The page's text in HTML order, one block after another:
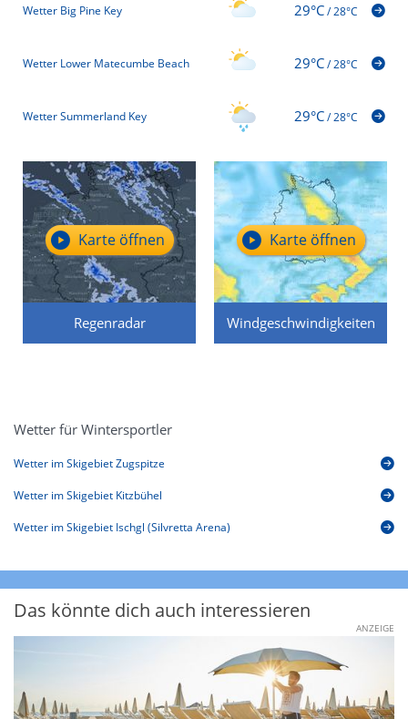
Wetter Big Pine Key 29°C/28°C
Wetter Lower Matecumbe Beach 29°C/28°C
Wetter Summerland Key 29°C/28°C
Regenradar
Karte öffnen
Windgeschwindigkeiten
Karte öffnen
Wetter für Wintersportler
Wetter im Skigebiet Zugspitze
Wetter im Skigebiet Kitzbühel
Wetter im Skigebiet Ischgl (Silvretta Arena)
Das könnte dich auch interessieren
ANZEIGE